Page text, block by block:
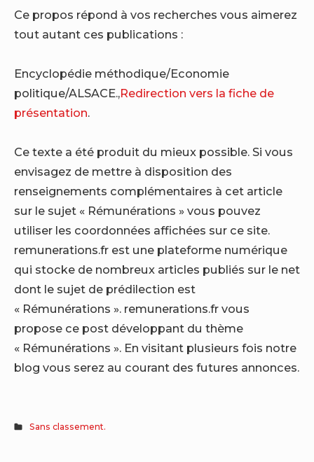
Ce propos répond à vos recherches vous aimerez
tout autant ces publications :
Encyclopédie méthodique/Economie
politique/ALSACE.,Redirection vers la fiche de
présentation.
Ce texte a été produit du mieux possible. Si vous
envisagez de mettre à disposition des
renseignements complémentaires à cet article
sur le sujet « Rémunérations » vous pouvez
utiliser les coordonnées affichées sur ce site.
remunerations.fr est une plateforme numérique
qui stocke de nombreux articles publiés sur le net
dont le sujet de prédilection est
« Rémunérations ». remunerations.fr vous
propose ce post développant du thème
« Rémunérations ». En visitant plusieurs fois notre
blog vous serez au courant des futures annonces.
Sans classement.